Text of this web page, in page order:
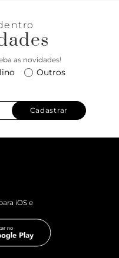
as novidades!
Outros
Cadastrar
iOS e